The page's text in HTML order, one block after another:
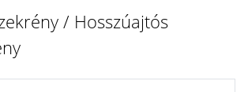
/ Hosszúajtós